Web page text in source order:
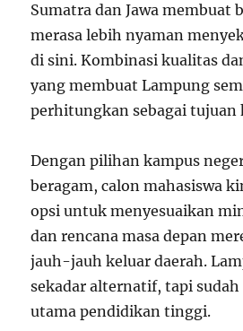
Sumatra dan Jawa membuat
merasa lebih nyaman
di sini. Kombinasi kualitas
yang membuat Lampung
perhitungkan sebagai tujuan
Dengan pilihan kampus
beragam, calon mahasiswa
opsi untuk menyesuaikan
dan rencana masa depan
jauh-jauh keluar daerah.
sekadar alternatif, tapi
utama pendidikan tinggi.